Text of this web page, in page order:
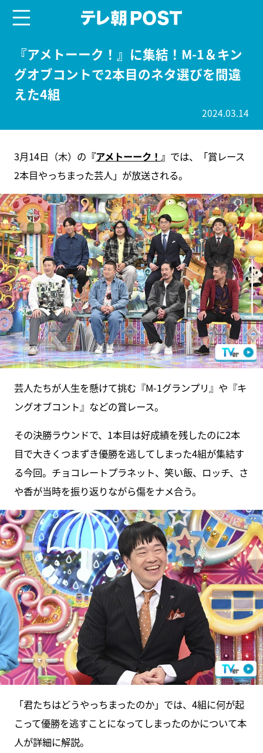
『アメトーーク！』に集結！M-1＆キン
グオブコントで2本目のネタ選びを間違
えた4組
2024.03.14
3月14日（木）の 『アメトーーク！ 』 では、「賞レース
2本目やっちまった芸人」が放送される。
芸人たちが人生を懸けて挑む『M-1グランプリ』や『キ
ングオブコント』などの賞レース。
その決勝ラウンドで、1本目は好成績を残したのに2本
目で大きくつまずき優勝を逃してしまった4組が集結す
る今回。チョコレートプラネット、笑い飯、ロッチ、さ
や香が当時を振り返りながら傷をナメ合う。
「君たちはどうやっちまったのか」では、4組に何が起
こって優勝を逃すことになってしまったのかについて本
人が詳細に解説。